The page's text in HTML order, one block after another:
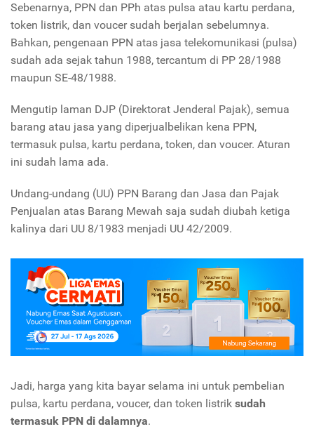
Sebenarnya, PPN dan PPh atas pulsa atau kartu perdana,
token listrik, dan voucer sudah berjalan sebelumnya.
Bahkan, pengenaan PPN atas jasa telekomunikasi (pulsa)
sudah ada sejak tahun 1988, tercantum di PP 28/1988
maupun SE-48/1988.
Mengutip laman DJP (Direktorat Jenderal Pajak), semua
barang atau jasa yang diperjualbelikan kena PPN,
termasuk pulsa, kartu perdana, token, dan voucer. Aturan
ini sudah lama ada.
Undang-undang (UU) PPN Barang dan Jasa dan Pajak
Penjualan atas Barang Mewah saja sudah diubah ketiga
kalinya dari UU 8/1983 menjadi UU 42/2009.
Jadi, harga yang kita bayar selama ini untuk pembelian
pulsa, kartu perdana, voucer, dan token listrik sudah
termasuk PPN di dalamnya.